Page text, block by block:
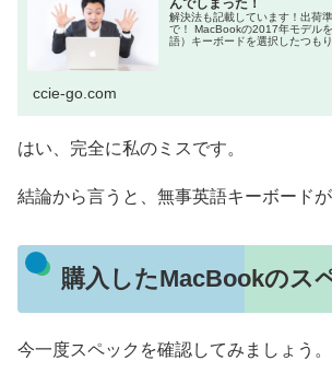
解決法も記載しています！出荷
で！ MacBookの2017年モデル
語）キーボードを選択したつも
ccie-go.com
はい、完全に私のミスです。
結論から言うと、無事英語キーボードが
購入したMacBookのス
今一度スペックを確認してみましょう。